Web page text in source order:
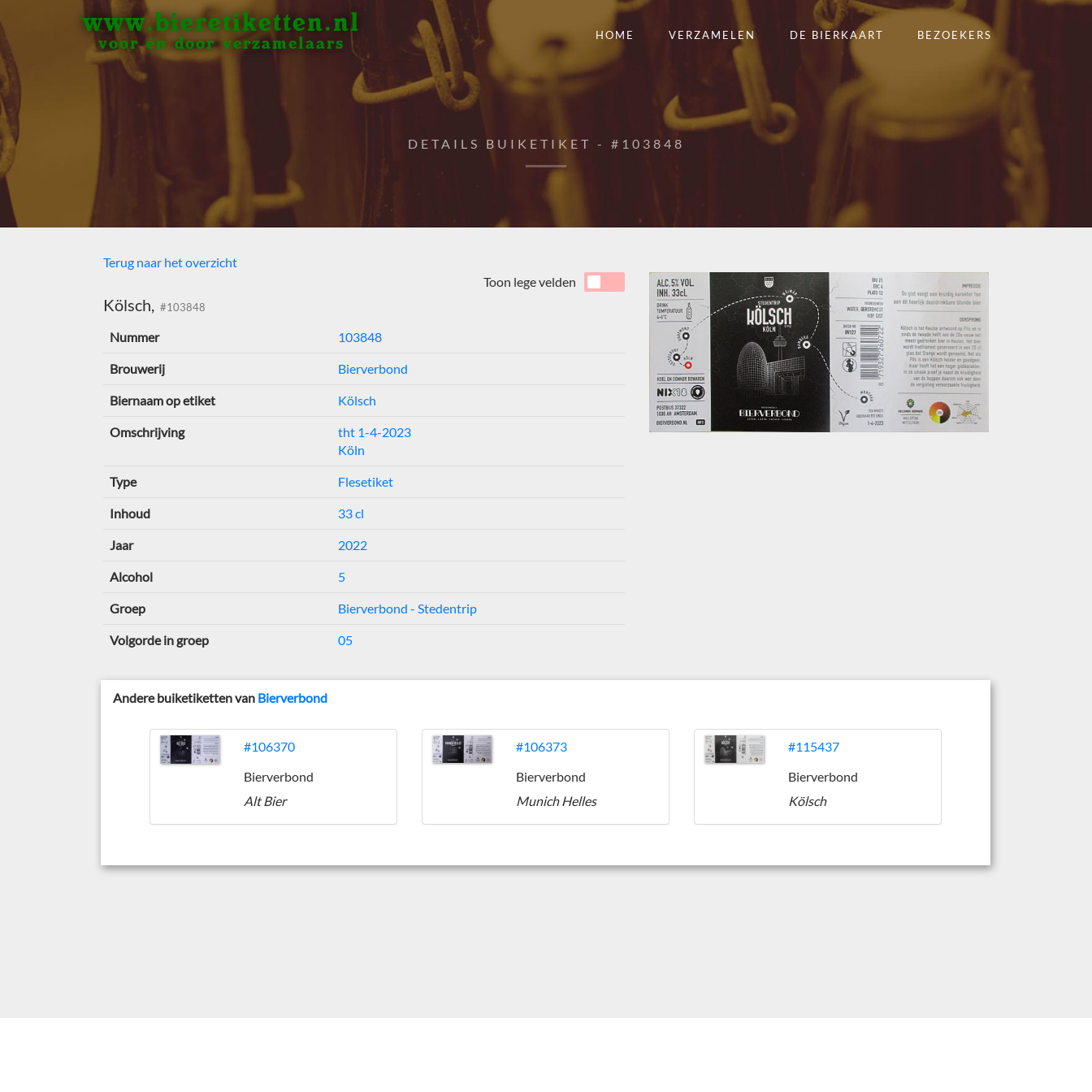
www.bieretiketten.nl
voor én door verzamelaars
HOME VERZAMELEN DE BIERKAART BEZOEKERS
DETAILS BUIKETIKET - #103848
Terug naar het overzicht
Kölsch, #103848
Toon lege velden
Nummer 103848
Brouwerij Bierverbond
Biernaam op etiket Kölsch
Omschrijving
tht 1-4-2023
Köln
Type Flesetiket
Inhoud 33 cl
Jaar 2022
Alcohol 5
Groep Bierverbond - Stedentrip
Volgorde in groep 05
Andere buiketiketten van Bierverbond
#106370
Bierverbond
Alt Bier
#106373
Bierverbond
Munich Helles
#115437
Bierverbond
Kölsch